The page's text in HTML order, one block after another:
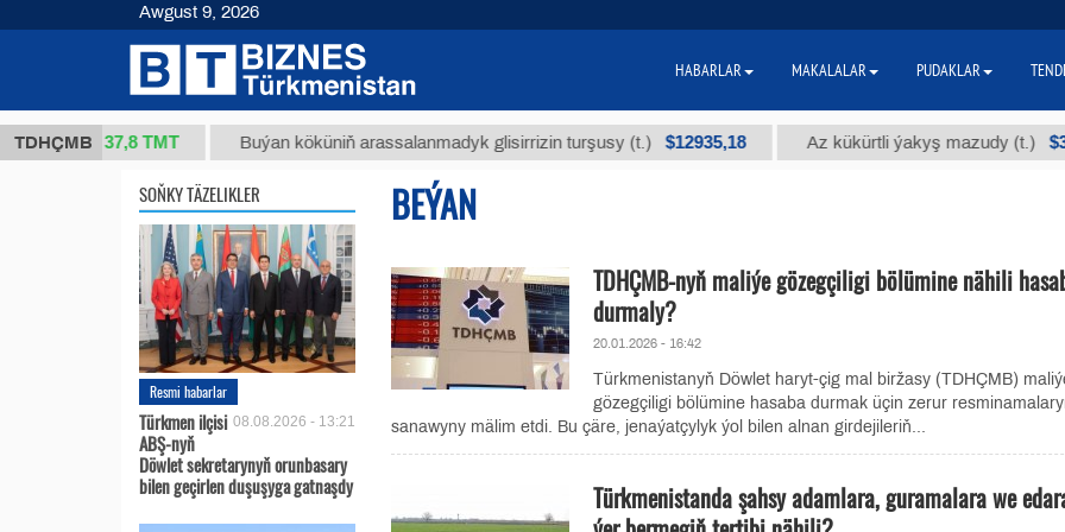
TDHÇMB
(kg.) 37,8 ТМТ Buýan köküniň arassalanmadyk glisirrizin turşusy (t.) $12935,18 Az kükürtli ýakyş mazudy (t.) $300
SOŇKY TÄZELIKLER
Resmi habarlar
08.08.2026 - 13:21
Türkmen ilçisi
ABŞ-nyň
Döwlet sekretarynyň orunbasary
bilen geçirlen duşuşyga gatnaşdy
BEÝAN
TDHÇMB-nyň maliýe gözegçiligi bölümine nähili
durmaly?
20.01.2026 - 16:42
Türkmenistanyň Döwlet haryt-çig mal biržasy (TDHÇMB)
gözegçiligi bölümine hasaba durmak üçin zerur
sanawyny mälim etdi. Bu çäre, jenaýatçylyk ýol bilen alnan girdejileriň...
Türkmenistanda şahsy adamlara, guramalara we
Awgust 9, 2026
HABARLAR MAKALALAR PUDAKLAR